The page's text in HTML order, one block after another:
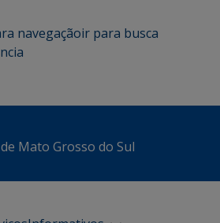
navegaçãoir para busca
Mato Grosso do Sul